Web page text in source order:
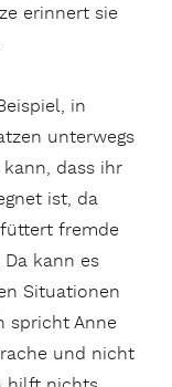
erinnert sie
in
unterwegs
dass ihr
ist, da
fremde
kann es
Situationen
spricht Anne
und nicht